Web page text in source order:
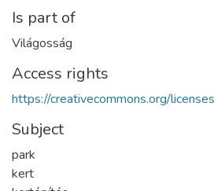
Is part of
Világosság
Access rights
https://creativecommons.org/
Subject
park
kert